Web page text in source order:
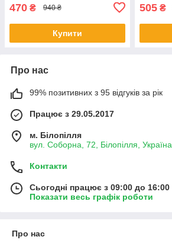
470 ₴ 940 ₴
Купити
505 ₴
Про нас
99% позитивних з 95 відгуків за рік
Працює з 29.05.2017
м. Білопілля
вул. Соборна, 72, Білопілля, Україна
Контакти
Сьогодні працює з 09:00 до 16:00
Показати весь графік роботи
Про нас